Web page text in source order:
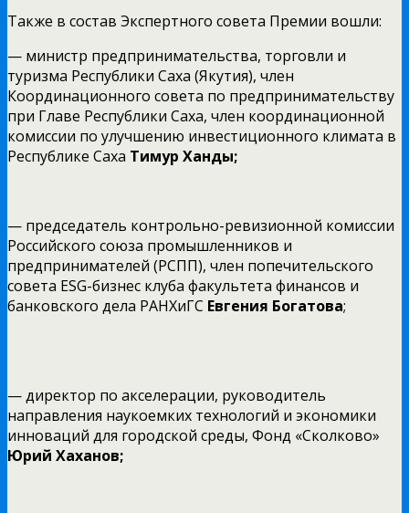
Также в состав Экспертного совета Премии вошли:
— министр предпринимательства, торговли и
туризма Республики Саха (Якутия), член
Координационного совета по предпринимательству
при Главе Республики Саха, член координационной
комиссии по улучшению инвестиционного климата в
Республике Саха Тимур Ханды;
— председатель контрольно-ревизионной комиссии
Российского союза промышленников и
предпринимателей (РСПП), член попечительского
совета ESG-бизнес клуба факультета финансов и
банковского дела РАНХиГС Евгения Богатова;
— директор по акселерации, руководитель
направления наукоемких технологий и экономики
инноваций для городской среды, Фонд «Сколково»
Юрий Хаханов;